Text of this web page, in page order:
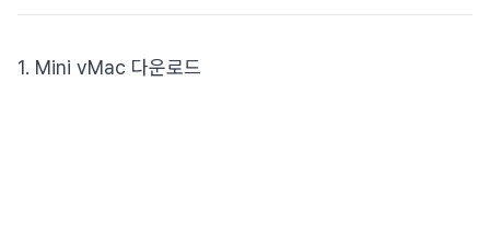
1. Mini vMac 다운로드